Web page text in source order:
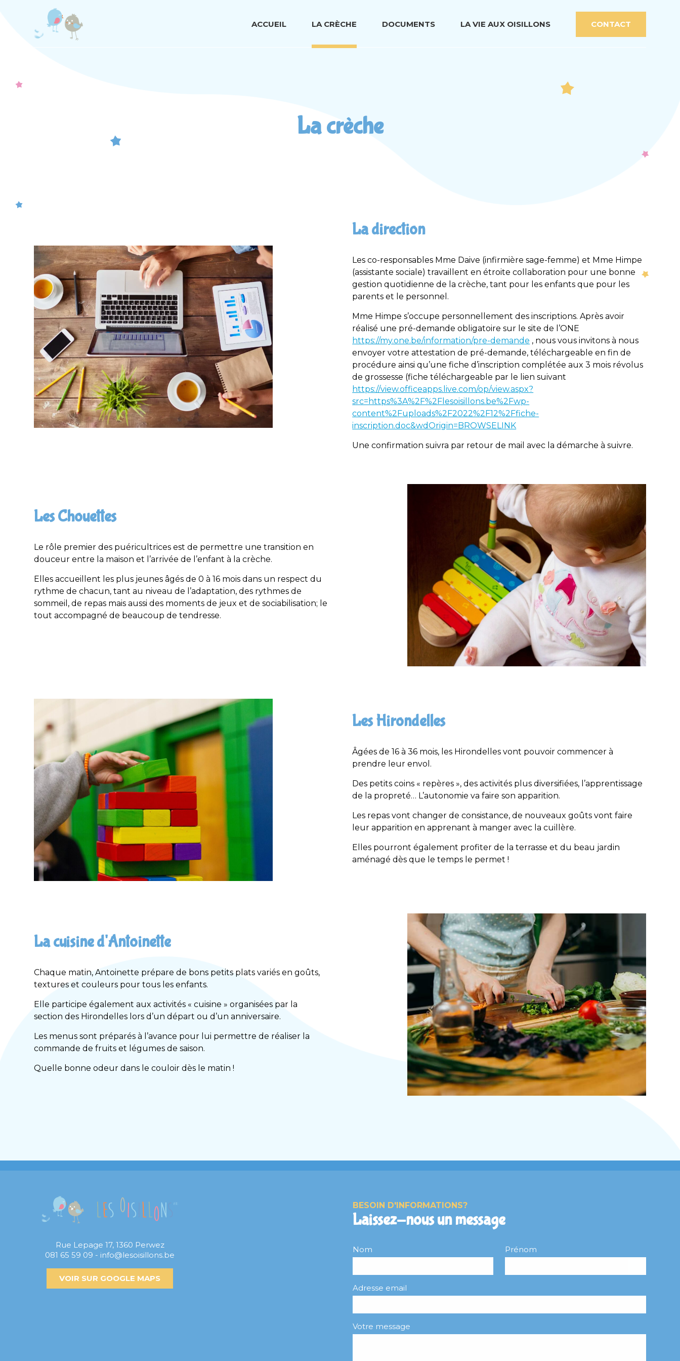
ACCUEIL LA CRÈCHE DOCUMENTS LA VIE AUX OISILLONS CONTACT
La crèche
La direction
Les co-responsables Mme Daive (infirmière sage-femme) et Mme Himpe
(assistante sociale) travaillent en étroite collaboration pour une bonne
gestion quotidienne de la crèche, tant pour les enfants que pour les
parents et le personnel.
Mme Himpe s’occupe personnellement des inscriptions. Après avoir
réalisé une pré-demande obligatoire sur le site de l’ONE
https://my.one.be/information/pre-demande , nous vous invitons à nous
envoyer votre attestation de pré-demande, téléchargeable en fin de
procédure ainsi qu’une fiche d’inscription complétée aux 3 mois révolus
de grossesse (fiche téléchargeable par le lien suivant
https://view.officeapps.live.com/op/view.aspx?
src=https%3A%2F%2Flesoisillons.be%2Fwp-
content%2Fuploads%2F2022%2F12%2Ffiche-
inscription.doc&wdOrigin=BROWSELINK
Une confirmation suivra par retour de mail avec la démarche à suivre.
Les Chouettes
Le rôle premier des puéricultrices est de permettre une transition en
douceur entre la maison et l’arrivée de l’enfant à la crèche.
Elles accueillent les plus jeunes âgés de 0 à 16 mois dans un respect du
rythme de chacun, tant au niveau de l’adaptation, des rythmes de
sommeil, de repas mais aussi des moments de jeux et de sociabilisation; le
tout accompagné de beaucoup de tendresse.
Les Hirondelles
Âgées de 16 à 36 mois, les Hirondelles vont pouvoir commencer à
prendre leur envol.
Des petits coins « repères », des activités plus diversifiées, l’apprentissage
de la propreté… L’autonomie va faire son apparition.
Les repas vont changer de consistance, de nouveaux goûts vont faire
leur apparition en apprenant à manger avec la cuillère.
Elles pourront également profiter de la terrasse et du beau jardin
aménagé dès que le temps le permet !
La cuisine d'Antoinette
Chaque matin, Antoinette prépare de bons petits plats variés en goûts,
textures et couleurs pour tous les enfants.
Elle participe également aux activités « cuisine » organisées par la
section des Hirondelles lors d’un départ ou d’un anniversaire.
Les menus sont préparés à l’avance pour lui permettre de réaliser la
commande de fruits et légumes de saison.
Quelle bonne odeur dans le couloir dès le matin !
Rue Lepage 17, 1360 Perwez
081 65 59 09 - info@lesoisillons.be
VOIR SUR GOOGLE MAPS
BESOIN D'INFORMATIONS?
Laissez-nous un message
Nom Prénom
Adresse email
Votre message